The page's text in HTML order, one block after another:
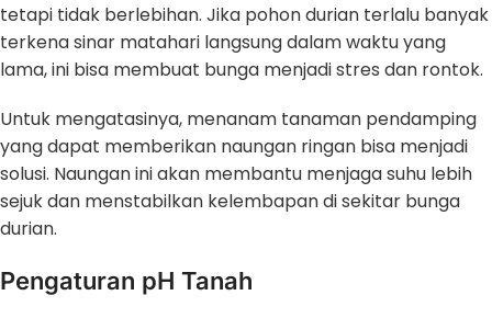
tetapi tidak berlebihan. Jika pohon durian terlalu banyak
terkena sinar matahari langsung dalam waktu yang
lama, ini bisa membuat bunga menjadi stres dan rontok.
Untuk mengatasinya, menanam tanaman pendamping
yang dapat memberikan naungan ringan bisa menjadi
solusi. Naungan ini akan membantu menjaga suhu lebih
sejuk dan menstabilkan kelembapan di sekitar bunga
durian.
Pengaturan pH Tanah